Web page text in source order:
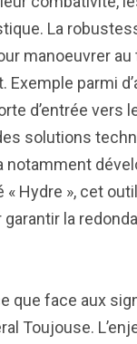
La
manoeuvrer
parmi
d’entrée vers
solutions
notamment
Hydre », cet
la
que face aux
Toujouse.